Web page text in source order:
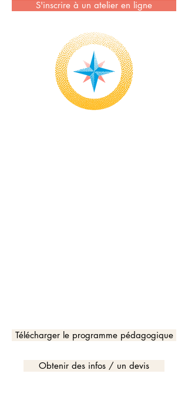
S'inscrire à un atelier en ligne
Télécharger le programme pédagogique
Obtenir des infos / un devis